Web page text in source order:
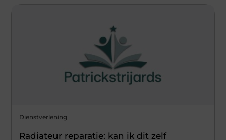
Dienstverlening
Radiateur reparatie: kan ik dit zelf